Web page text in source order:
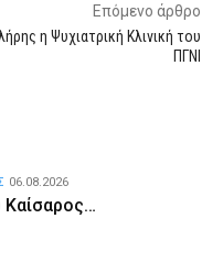
Επόμενο άρθρο
η Ψυχιατρική Κλινική του
ΠΓΝΙ
Καίσαρος…
06.08.2026